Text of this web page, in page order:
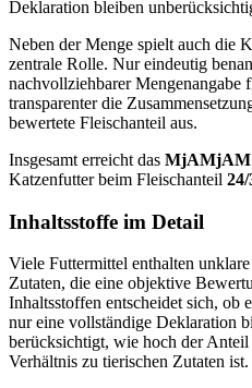
Deklaration bleiben
Neben der Menge spielt auch die
zentrale Rolle. Nur eindeutig
nachvollziehbarer Mengenangabe
transparenter die
bewertete Fleischanteil aus.
Insgesamt erreicht das MjAMjAM
Katzenfutterbeim Fleischanteil
Inhaltsstoffe im Detail
Viele Futtermittel enthalten
Zutaten, die eine objektive
Inhaltsstoffen entscheidet sich, ob
nur eine vollständige Deklaration
berücksichtigt, wie hoch der
Verhältnis zu tierischen Zutaten ist.